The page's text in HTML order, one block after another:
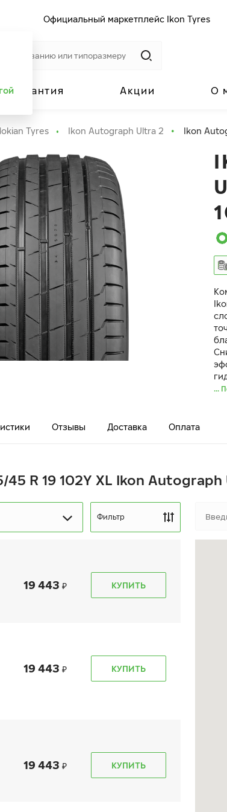
Официальный маркетплейс Ikon Tyres
гарантия Акции О
Tyres Ikon Autograph Ultra 2 Ikon
...
Отзывы Доставка Оплата
45 R 19 102Y XL Ikon
Фильтр
19 443 КУПИТЬ
19 443 КУПИТЬ
19 443 КУПИТЬ